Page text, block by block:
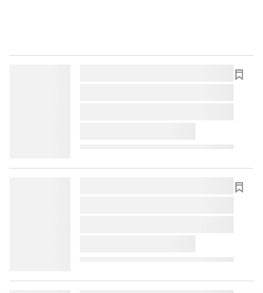
lorem ipsum dolor sit amet ...
lorem ipsum dolor sit amet ...